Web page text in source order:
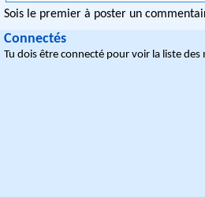
Sois le premier à poster un
Connectés
Tu dois être connecté pour voir la liste des